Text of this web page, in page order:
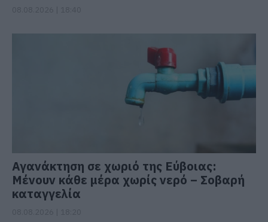
Αγανάκτηση σε χωριό της Εύβοιας:
Μένουν κάθε μέρα χωρίς νερό – Σοβαρή
καταγγελία